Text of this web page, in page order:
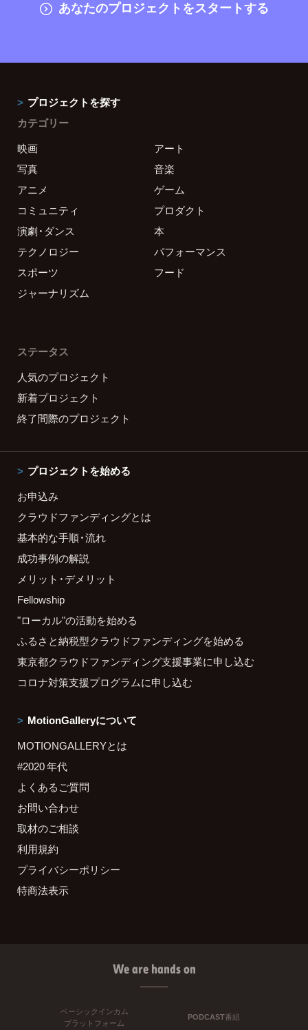
あなたのプロジェクトをスタートする
プロジェクトを探す
カテゴリー
映画
アート
写真
音楽
アニメ
ゲーム
コミュニティ
プロダクト
演劇・ダンス
本
テクノロジー
パフォーマンス
スポーツ
フード
ジャーナリズム
ステータス
人気のプロジェクト
新着プロジェクト
終了間際のプロジェクト
プロジェクトを始める
お申込み
クラウドファンディングとは
基本的な手順・流れ
成功事例の解説
メリット・デメリット
Fellowship
"ローカル"の活動を始める
ふるさと納税型クラウドファンディングを始める
東京都クラウドファンディング支援事業に申し込む
コロナ対策支援プログラムに申し込む
MotionGalleryについて
MOTIONGALLERYとは
#2020 年代
よくあるご質問
お問い合わせ
取材のご相談
利用規約
プライバシーポリシー
特商法表示
We are hands on
ベーシックインカム
プラットフォーム
PODCAST番組